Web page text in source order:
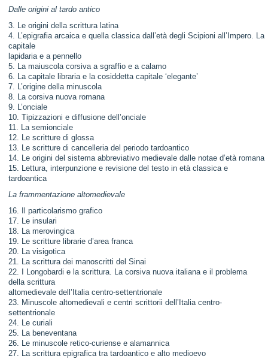
Dalle origini al tardo antico
3. Le origini della scrittura latina
4. L’epigrafia arcaica e quella classica dall’età degli Scipioni all’Impero. La
capitale
lapidaria e a pennello
5. La maiuscola corsiva a sgraffio e a calamo
6. La capitale libraria e la cosiddetta capitale ‘elegante’
7. L’origine della minuscola
8. La corsiva nuova romana
9. L’onciale
10. Tipizzazioni e diffusione dell’onciale
11. La semionciale
12. Le scritture di glossa
13. Le scritture di cancelleria del periodo tardoantico
14. Le origini del sistema abbreviativo medievale dalle notae d’età romana
15. Lettura, interpunzione e revisione del testo in età classica e
tardoantica
La frammentazione altomedievale
16. Il particolarismo grafico
17. Le insulari
18. La merovingica
19. Le scritture librarie d’area franca
20. La visigotica
21. La scrittura dei manoscritti del Sinai
22. I Longobardi e la scrittura. La corsiva nuova italiana e il problema
della scrittura
altomedievale dell’Italia centro-settentrionale
23. Minuscole altomedievali e centri scrittorii dell’Italia centro-
settentrionale
24. Le curiali
25. La beneventana
26. Le minuscole retico-curiense e alamannica
27. La scrittura epigrafica tra tardoantico e alto medioevo